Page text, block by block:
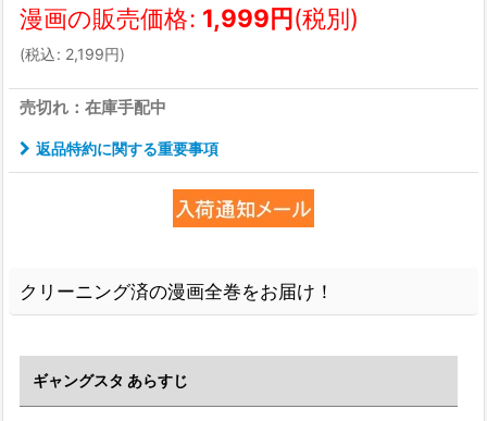
漫画の販売価格: 1,999円(税別)
(税込: 2,199円)
売切れ：在庫手配中
返品特約に関する重要事項
クリーニング済の漫画全巻をお届け！
ギャングスタ あらすじ